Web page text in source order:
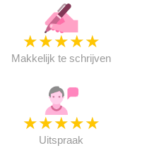
★★★★★
Makkelijk te schrijven
★★★★★
Uitspraak